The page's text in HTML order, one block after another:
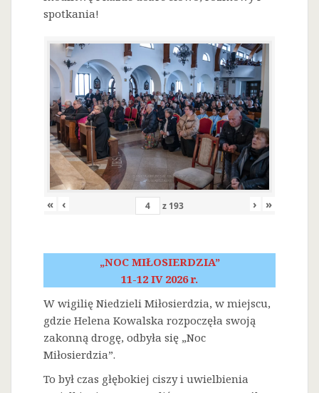
spotkania!
« ‹ z 193 › »
„NOC MIŁOSIERDZIA”
11-12 IV 2026 r.
W wigilię Niedzieli Miłosierdzia, w miejscu,
gdzie Helena Kowalska rozpoczęła swoją
zakonną drogę, odbyła się „Noc
Miłosierdzia”.
To był czas głębokiej ciszy i uwielbienia